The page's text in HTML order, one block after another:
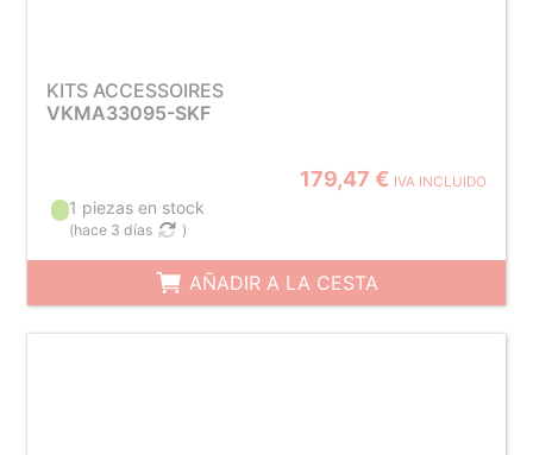
KITS ACCESSOIRES
VKMA33095-SKF
179,47 € IVA INCLUIDO
1 piezas en stock
(hace 3 días )
AÑADIR A LA CESTA